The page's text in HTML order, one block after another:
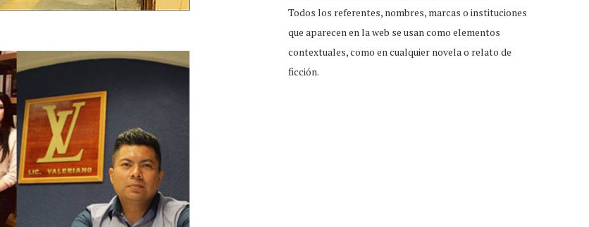
Todos los referentes, nombres, marcas o instituciones
que aparecen en la web se usan como elementos
contextuales, como en cualquier novela o relato de
ficción.